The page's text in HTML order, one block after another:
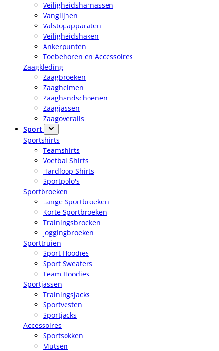
Veiligheidsharnassen
Vanglijnen
Valstopapparaten
Veiligheidshaken
Ankerpunten
Toebehoren en Accessoires
Zaagkleding
Zaagbroeken
Zaaghelmen
Zaaghandschoenen
Zaagjassen
Zaagoveralls
Sport
Sportshirts
Teamshirts
Voetbal Shirts
Hardloop Shirts
Sportpolo's
Sportbroeken
Lange Sportbroeken
Korte Sportbroeken
Trainingsbroeken
Joggingbroeken
Sporttruien
Sport Hoodies
Sport Sweaters
Team Hoodies
Sportjassen
Trainingsjacks
Sportvesten
Sportjacks
Accessoires
Sportsokken
Mutsen